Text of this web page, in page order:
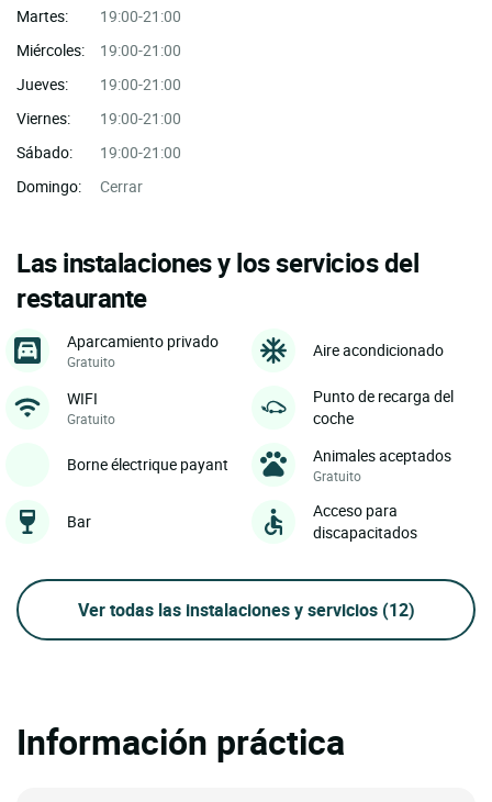
Martes:
19:00-21:00
Miércoles:
19:00-21:00
Jueves:
19:00-21:00
Viernes:
19:00-21:00
Sábado:
19:00-21:00
Domingo:
Cerrar
Las instalaciones y los servicios del
restaurante
Aparcamiento privado
Gratuito
Aire acondicionado
WIFI
Gratuito
Punto de recarga del
coche
Borne électrique payant Animales aceptados
Gratuito
Bar
Acceso para
discapacitados
Ver todas las instalaciones y servicios (12)
Información práctica